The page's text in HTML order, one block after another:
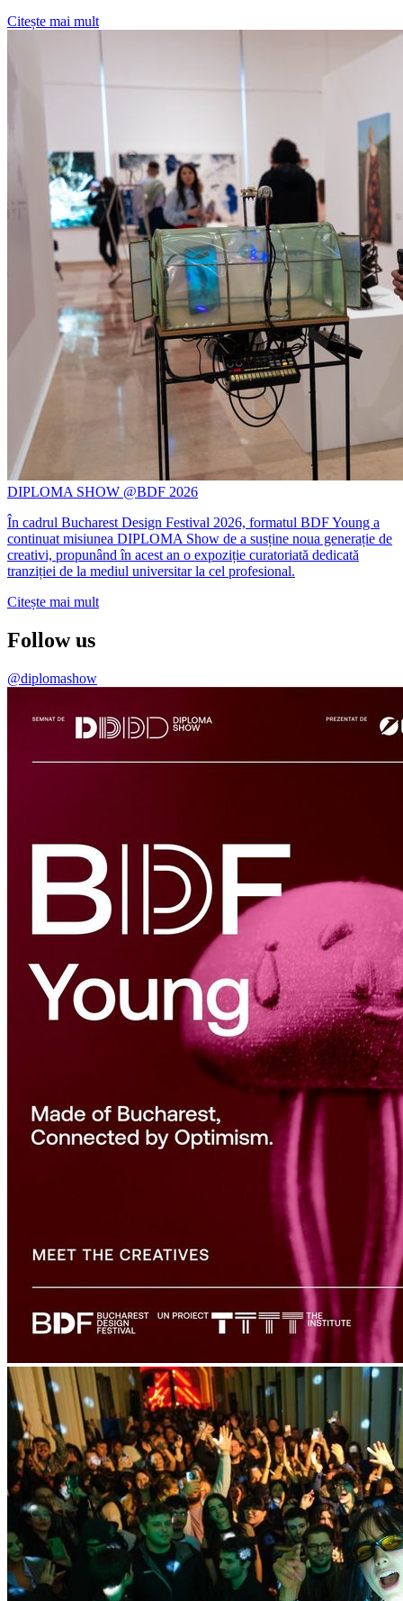
Citește mai mult
DIPLOMA SHOW @BDF 2026
În cadrul Bucharest Design Festival 2026, formatul BDF Young a
continuat misiunea DIPLOMA Show de a susține noua generație de
creativi, propunând în acest an o expoziție curatoriată dedicată
tranziției de la mediul universitar la cel profesional.
Citește mai mult
Follow us
@diplomashow